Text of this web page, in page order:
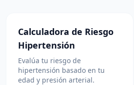
Calculadora de Riesgo
Hipertensión
Evalúa tu riesgo de
hipertensión basado en tu
edad y presión arterial.